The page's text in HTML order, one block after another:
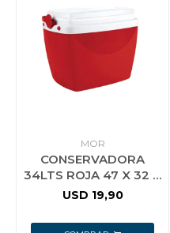
MOR
CONSERVADORA
34LTS ROJA 47 X 32 X
41
USD 19,90